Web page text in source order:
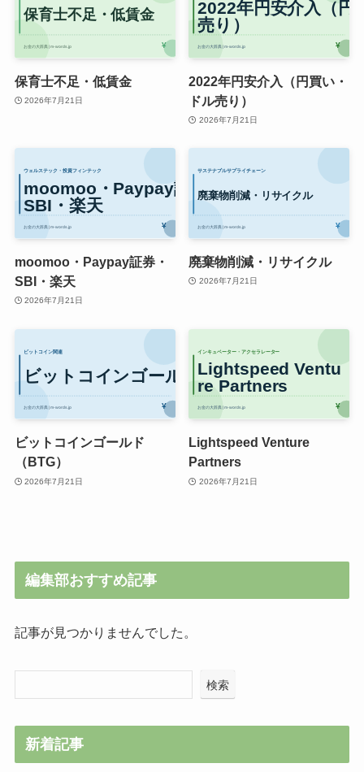
保育士不足・低賃金
2026年7月21日
2022年円安介入（円買い・
ドル売り）
2026年7月21日
moomoo・Paypay証券・
SBI・楽天
2026年7月21日
廃棄物削減・リサイクル
2026年7月21日
ビットコインゴールド
（BTG）
2026年7月21日
Lightspeed Venture
Partners
2026年7月21日
編集部おすすめ記事
記事が見つかりませんでした。
検索
新着記事